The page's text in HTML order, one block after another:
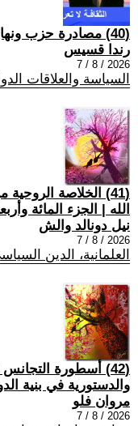
(40) مصادرة حزب ونهاية حزب: تركيا في نهاية حقبة
رندا قسيس
2026 / 8 / 7
السياسة والعلاقات
(41) الخلاصة
الله | الجزء المائة
نيل دونالد والش
2026 / 8 / 7
العلمانية، الدين
(42) أسطورة
والدستورية في بنية
مروان فلو
2026 / 8 / 7